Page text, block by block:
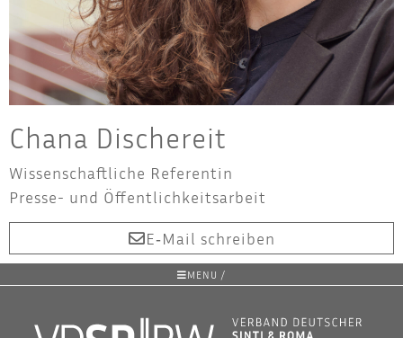
Cha­na Dischereit
Wis­sen­schaft­li­che Refe­ren­tin
Pres­se- und Öffentlichkeitsarbeit
E‑Mail schrei­ben
MENU /